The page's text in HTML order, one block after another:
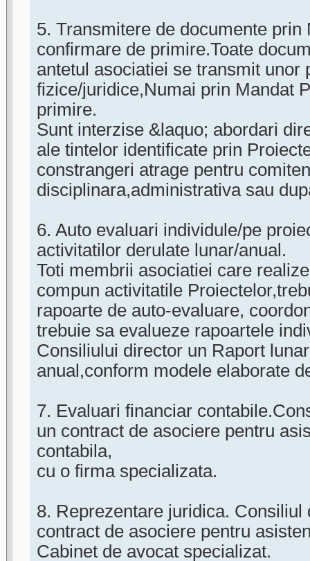
5. Transmitere de documente prin
confirmare de primire.Toate
antetul asociatiei se transmit unor
fizice/juridice,Numai prin Mandat
primire.
Sunt interzise &laquo; abordari
ale tintelor identificate prin
constrangeri atrage pentru
disciplinara,administrativa sau
6. Auto evaluari individule/pe
activitatilor derulate lunar/anual.
Toti membrii asociatiei care
compun activitatile
rapoarte de auto-evaluare,
trebuie sa evalueze rapoartele
Consiliului director un Raport
anual,conform modele elaborate
7. Evaluari financiar
un contract de asociere pentru
contabila,
cu o firma specializata.
8. Reprezentare juridica. Consiliul
contract de asociere pentru
Cabinet de avocat specializat.